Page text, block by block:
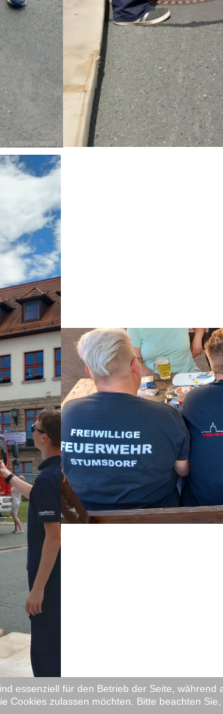
essenziell für den Betrieb der Seite,
Cookies zulassen möchten. Bitte beachten